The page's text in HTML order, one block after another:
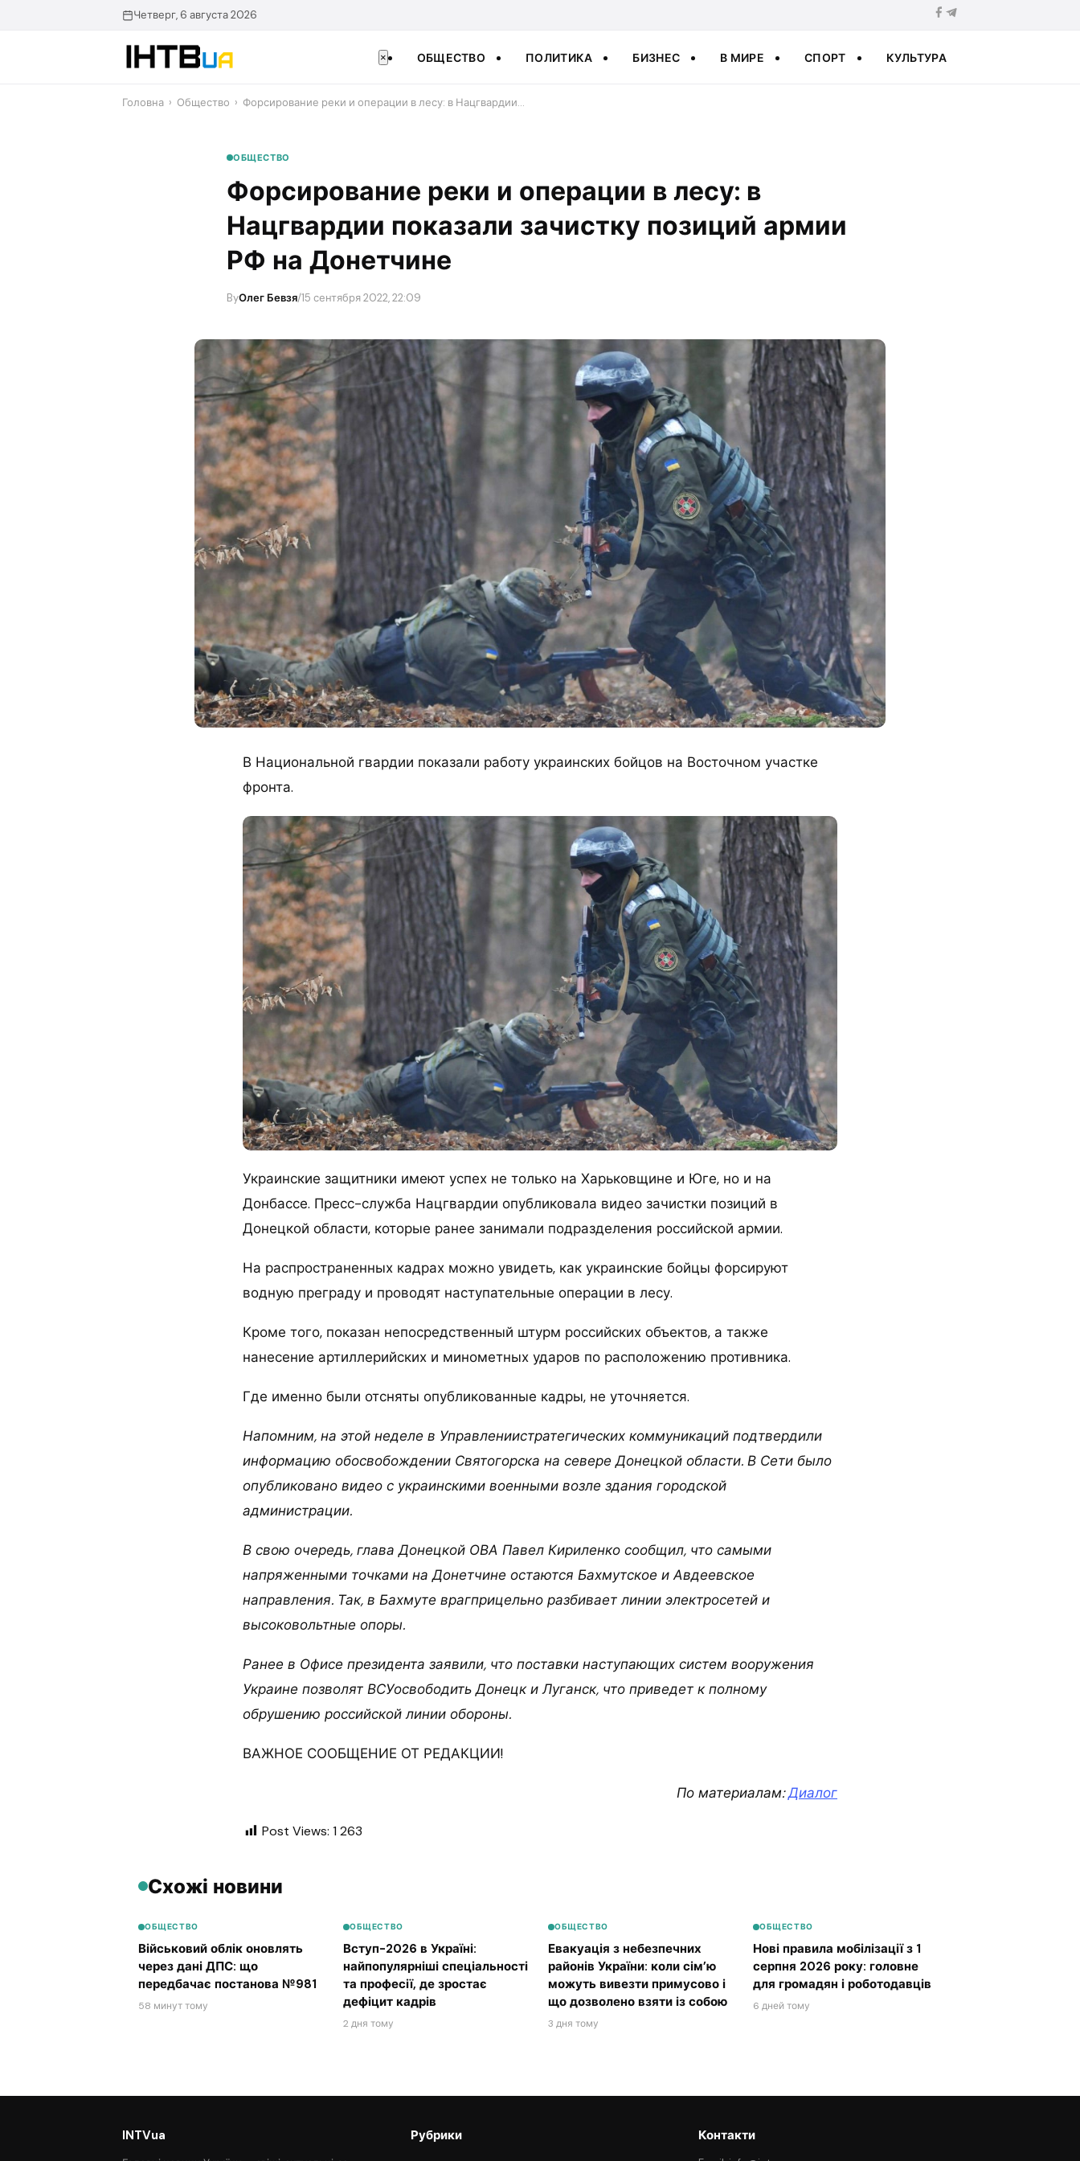
Четверг, 6 августа 2026
× ОБЩЕСТВО ПОЛИТИКА БИЗНЕС В МИРЕ СПОРТ КУЛЬТУРА
Головна › Общество › Форсирование реки и операции в лесу: в Нацгвардии…
ОБЩЕСТВО
Форсирование реки и операции в лесу: в
Нацгвардии показали зачистку позиций армии
РФ на Донетчине
ByОлег Бевзя/15 сентября 2022, 22:09
В Национальной гвардии показали работу украинских бойцов на Восточном участке
фронта.
Украинские защитники имеют успех не только на Харьковщине и Юге, но и на
Донбассе. Пресс-служба Нацгвардии опубликовала видео зачистки позиций в
Донецкой области, которые ранее занимали подразделения российской армии.
На распространенных кадрах можно увидеть, как украинские бойцы форсируют
водную преграду и проводят наступательные операции в лесу.
Кроме того, показан непосредственный штурм российских объектов, а также
нанесение артиллерийских и минометных ударов по расположению противника.
Где именно были отсняты опубликованные кадры, не уточняется.
Напомним, на этой неделе в Управлениистратегических коммуникаций подтвердили
информацию обосвобождении Святогорска на севере Донецкой области. В Сети было
опубликовано видео с украинскими военными возле здания городской
администрации.
В свою очередь, глава Донецкой ОВА Павел Кириленко сообщил, что самыми
напряженными точками на Донетчине остаются Бахмутское и Авдеевское
направления. Так, в Бахмуте врагприцельно разбивает линии электросетей и
высоковольтные опоры.
Ранее в Офисе президента заявили, что поставки наступающих систем вооружения
Украине позволят ВСУосвободить Донецк и Луганск, что приведет к полному
обрушению российской линии обороны.
ВАЖНОЕ СООБЩЕНИЕ ОТ РЕДАКЦИИ!
По материалам:Диалог
Post Views: 1 263
Схожі новини
ОБЩЕСТВО
Військовий облік оновлять
через дані ДПС: що
передбачає постанова №981
58 минут тому
ОБЩЕСТВО
Вступ-2026 в Україні:
найпопулярніші спеціальності
та професії, де зростає
дефіцит кадрів
2 дня тому
ОБЩЕСТВО
Евакуація з небезпечних
районів України: коли сім’ю
можуть вивезти примусово і
що дозволено взяти із собою
3 дня тому
ОБЩЕСТВО
Нові правила мобілізації з 1
серпня 2026 року: головне
для громадян і роботодавців
6 дней тому
INTVua Рубрики Контакти